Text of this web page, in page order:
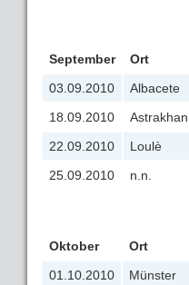
September Ort
03.09.2010
Albacete
18.09.2010
Astrakhan
22.09.2010
Loulè
25.09.2010
n.n.
Oktober Ort
01.10.2010
Münster